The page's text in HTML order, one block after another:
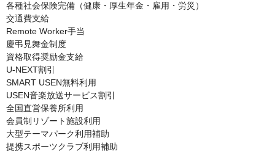
各種社会保険完備（健康・厚生年金・雇用・労災）
交通費支給
Remote Worker手当
慶弔見舞金制度
資格取得奨励金支給
U-NEXT割引
SMART USEN無料利用
USEN音楽放送サービス割引
全国直営保養所利用
会員制リゾート施設利用
大型テーマパーク利用補助
提携スポーツクラブ利用補助